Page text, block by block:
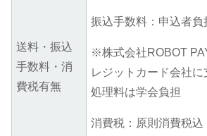
送料・振込
手数料・消
費税有無
振込手数料：申込者負
※株式会社ROBOT
レジットカード会社
処理料は学会負担
消費税：原則消費税